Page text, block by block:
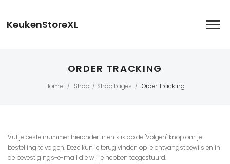
KeukenStoreXL
ORDER TRACKING
Home / Shop / Shop Pages / Order Tracking
Vul je bestelnummer hieronder in en klik op de "Volgen" knop om je
bestelling te volgen. Deze kun je terug vinden op je ontvangstbewijs en in
de bevestigings-e-mail die wij je hebben toegestuurd.